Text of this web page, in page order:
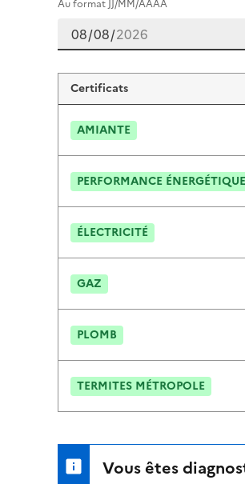
Au format JJ/MM/AAAA
Certificats de
Certificats
AMIANTE
PERFORMANCE
ÉLECTRICITÉ
GAZ
PLOMB
TERMITES MÉTROPOLE
Vous êtes